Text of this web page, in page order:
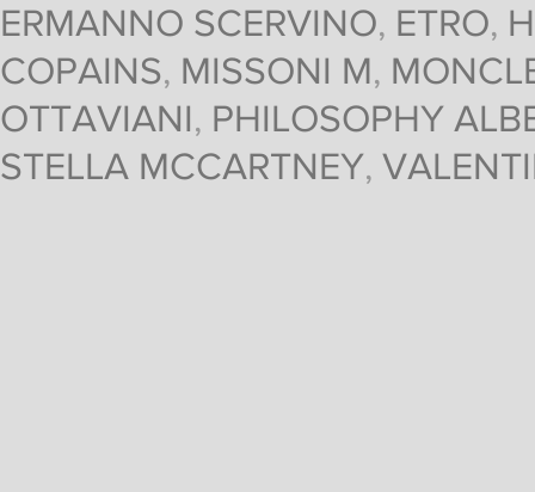
ERMANNO SCERVINO, ETRO,
COPAINS, MISSONI M,
OTTAVIANI, PHILOSOPHY
STELLA MCCARTNEY,